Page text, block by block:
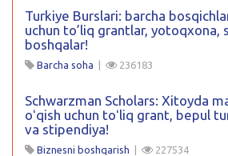
Turkiye Burslari: barcha
uchun to’liq grantlar, yotoqxona,
boshqalar!
Barcha soha | 236183
Schwarzman Scholars: Xitoyda
oʻqish uchun toʻliq grant, bepul
va stipendiya!
Biznesni boshqarish | 227534